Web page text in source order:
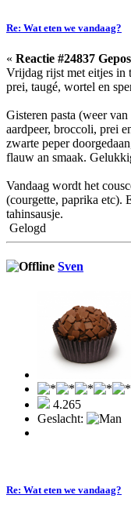
Re: Wat eten we vandaag?
« Reactie #24837
Vrijdag rijst met eitjes in
prei, taugé, wortel en
Gisteren pasta (weer
aardpeer, broccoli, prei
zwarte peper
flauw an smaak.
Vandaag wordt het
(courgette, paprika etc).
tahinsausje.
Gelogd
Sven
4.265
Geslacht:
Re: Wat eten we vandaag?